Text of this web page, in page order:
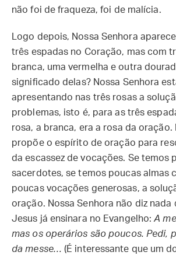
não foi de fraqueza, foi de malícia.
Logo depois, Nossa Senhora
três espadas no Coração, mas com
branca, uma vermelha e outra
significado delas? Nossa Senhora
apresentando nas três rosas a
problemas, isto é, para as três
rosa, a branca, era a rosa da oração.
propõe o espírito de oração para
da escassez de vocações. Se temos
sacerdotes, se temos poucas almas
poucas vocações generosas, a
oração. Nossa Senhora não diz
Jesus já ensinara no Evangelho:A
mas os operários são poucos. Pedi,
da messe… (É interessante que um